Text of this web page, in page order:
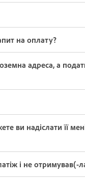
на оплату?
адреса, а
ви надіслати її
і не отримував(-